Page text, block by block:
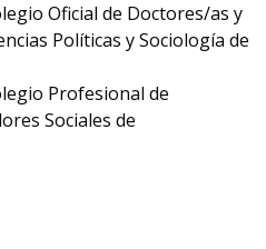
Oficial de Doctores/as y
Políticas y Sociología de
Profesional de
Sociales de